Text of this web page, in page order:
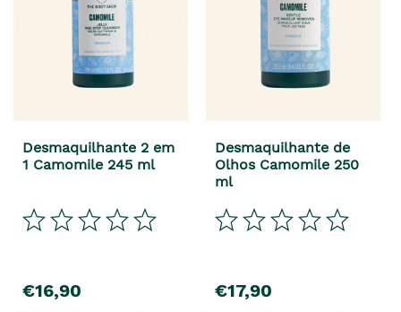
Desmaquilhante 2 em
1 Camomile 245 ml
precio
€16,90
Desmaquilhante de
Olhos Camomile 250
ml
precio
€17,90